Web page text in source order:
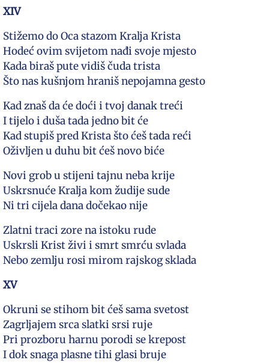
XIV
Stižemo do Oca stazom Kralja Krista
Hodeć ovim svijetom nađi svoje mjesto
Kada biraš pute vidiš čuda trista
Što nas kušnjom hraniš nepojamna gesto
Kad znaš da će doći i tvoj danak treći
I tijelo i duša tada jedno bit će
Kad stupiš pred Krista što ćeš tada reći
Oživljen u duhu bit ćeš novo biće
Novi grob u stijeni tajnu neba krije
Uskrsnuće Kralja kom žudije sude
Ni tri cijela dana dočekao nije
Zlatni traci zore na istoku rude
Uskrsli Krist živi i smrt smrću svlada
Nebo zemlju rosi mirom rajskog sklada
XV
Okruni se stihom bit ćeš sama svetost
Zagrljajem srca slatki srsi ruje
Pri prozboru harnu porodi se krepost
I dok snaga plasne tihi glasi bruje